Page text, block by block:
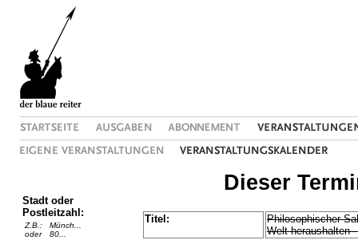
Stadt oder
Postleitzahl:
Z.B.:
oder
Münch...
80...
Dieser
Titel:
Philosophischer
Welt heraushalten